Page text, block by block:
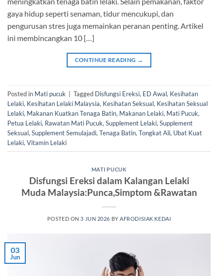
gaya hidup seperti senaman, tidur mencukupi, dan
pengurusan stres juga memainkan peranan penting. Artikel
ini membincangkan 10 […]
CONTINUE READING →
Posted in Mati pucuk | Tagged Disfungsi Ereksi, ED Awal, Kesihatan
Lelaki, Kesihatan Lelaki Malaysia, Kesihatan Seksual, Kesihatan Seksual
Lelaki, Makanan Kuatkan Tenaga Batin, Makanan Lelaki, Mati Pucuk,
Petua Lelaki, Rawatan Mati Pucuk, Supplement Lelaki, Supplement
Seksual, Supplement Semulajadi, Tenaga Batin, Tongkat Ali, Ubat Kuat
Lelaki, Vitamin Lelaki
MATI PUCUK
Disfungsi Ereksi dalam Kalangan Lelaki
Muda Malaysia:Punca,Simptom &Rawatan
POSTED ON3 JUN 2026 BYAFRODISIAK KEDAI
03
Jun